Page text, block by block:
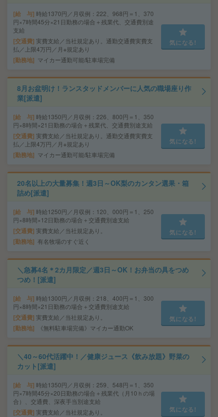
給 与 時給1370円／月収例：222、968円＝1、370
円×7時間45分×21日勤務の場合＋残業代、交通費別途
支給
交通費 実費支給／当社規定あり。通勤交通費実費支
払／上限4万円／月※規定あり
勤務地 マイカー通勤可能/駐車場完備
気になる!
8月お盆明け！ランスタッドメンバーに人気の職場座り作
業[派遣]
給 与 時給1350円／月収例：226、800円＝1、350
円×8時間×21日勤務の場合＋残業代、交通費別途支給
交通費 実費支給／当社規定あり。通勤交通費実費支
払／上限4万円／月※規定あり
勤務地 マイカー通勤可能/駐車場完備
気になる!
20名以上の大量募集！週3日～OK梨のカンタン選果・箱
詰め[派遣]
給 与 時給1250円／月収例：120、000円＝1、250
円×8時間×12日勤務の場合＋交通費別途支給
交通費 実費支給／当社規定あり。
勤務地 有名牧場のすぐ近く
気になる!
＼急募4名＊2カ月限定／週3日～OK！お弁当の具をつめ
つめ！[派遣]
給 与 時給1300円／月収例：218、400円＝1、300
円×8時間×21日勤務の場合＋交通費別途支給
交通費 実費支給／当社規定あり。
勤務地 《無料駐車場完備》マイカー通勤OK
気になる!
＼40～60代活躍中！／健康ジュース《飲み放題》野菜の
カット[派遣]
給 与 時給1350円／月収例：259、548円＝1、350
円×7時間45分×20日勤務の場合＋残業代（月10ｈの場
合）、交通費、深夜手当別途支給
交通費 実費支給／当社規定あり。 気になる!